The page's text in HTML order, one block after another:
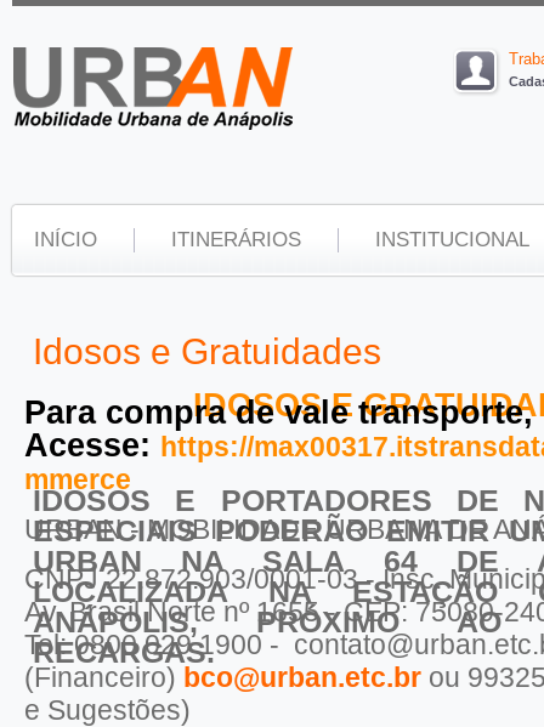
INÍCIO ITINERÁRIOS INSTITUCIONAL
Idosos e Gratuidades
IDOSOS E
IDOSOS E PORTADORES DE
ESPECIAIS PODERÃO EMITIR
URBAN NA SALA 64 DE
LOCALIZADANA ESTAÇÃO
ANÁPOLIS, PRÓXIMO
RECARGAS.
Para compra de vale transporte,
Acesse: https://
mmerce
URBAN - MOBILIDADE URBANA DE
CNPJ 22.872.903/0001-03 - Insc.
Av. Brasil Norte nº 1655 - CEP: 75080-
Tel: 0800 029 1900 -
(Financeiro) bco@urban.etc.br ou
e Sugestões)